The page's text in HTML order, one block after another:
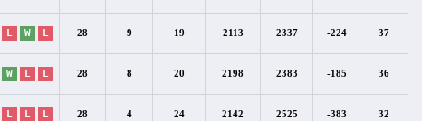
L W L 28 9 19 2113 2337 -224 37
W L L 28 8 20 2198 2383 -185 36
L L L 28 4 24 2142 2525 -383 32